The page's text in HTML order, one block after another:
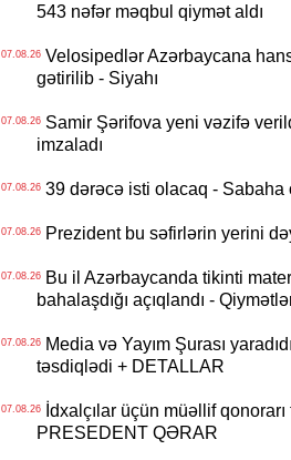
543 nəfər məqbul qiymət aldı
07.08.26Velosipedlər Azərbaycana
gətirilib - Siyahı
07.08.26Samir Şərifova yeni vəzifə
imzaladı
07.08.2639 dərəcə isti olacaq - Sabaha
07.08.26Prezident bu səfirlərin yerini
07.08.26Bu il Azərbaycanda tikinti
bahalaşdığı açıqlandı -
07.08.26Media və Yayım Şurası
təsdiqlədi + DETALLAR
07.08.26İdxalçılar üçün müəllif
PRESEDENT QƏRAR